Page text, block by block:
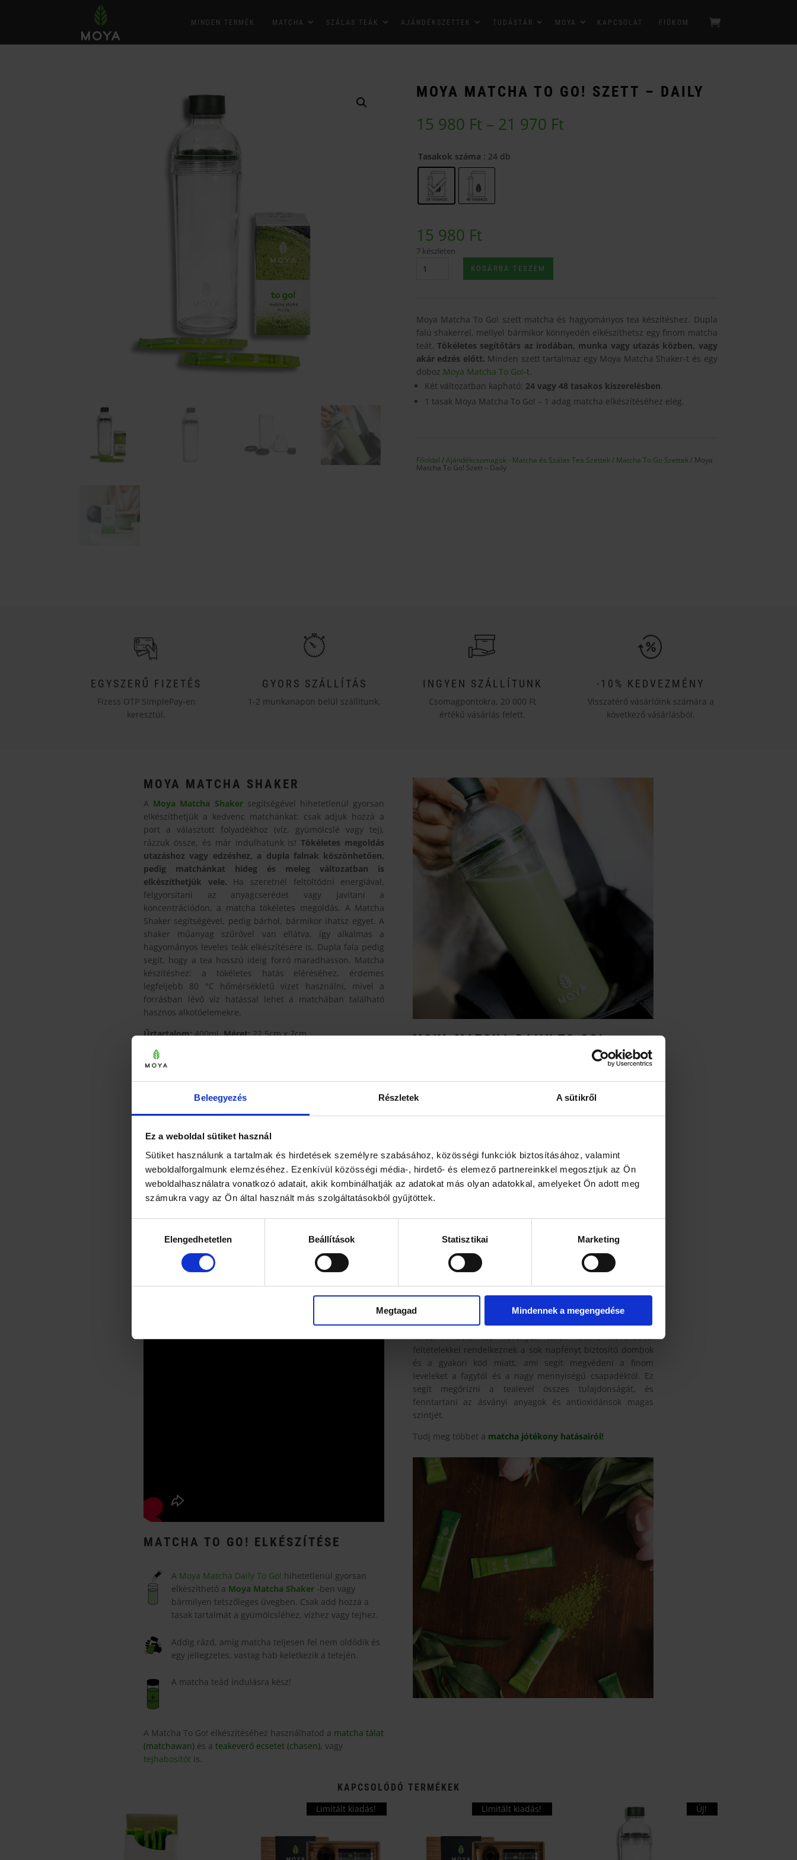
Beleegyezés Részletek A sütikről
Ez a weboldal sütiket használ
Sütiket használunk a tartalmak és hirdetések személyre szabásához, közösségi funkciók biztosításához, valamint
weboldalforgalmunk elemzéséhez. Ezenkívül közösségi média-, hirdető- és elemező partnereinkkel megosztjuk az Ön
weboldalhasználatra vonatkozó adatait, akik kombinálhatják az adatokat más olyan adatokkal, amelyeket Ön adott meg
számukra vagy az Ön által használt más szolgáltatásokból gyűjtöttek.
kiválasztásaElengedhetetlen Beállítások Statisztikai Marketing
Megtagad Mindennek a megengedése
MINDEN TERMÉK MATCHA SZÁLAS TEÁK AJÁNDÉKSZETTEK TUDÁSTÁR MOYA KAPCSOLAT FIÓKOM
MOYA MATCHA TO GO! SZETT – DAILY
15 980 Ft – 21 970 FtÁrtartomány:
15
Tasakok száma : 24 db
15 980 Ft
7 készleten
Szett
-
Daily
mennyiség
KOSÁRBA TESZEM
Moya Matcha To Go! szett matcha és hagyományos tea készítéshez. Dupla
falú shakerrel, mellyel bármikor könnyedén elkészíthetsz egy finom matcha
teát. Tökéletes segítőtárs az irodában, munka vagy utazás közben, vagy
akár edzés előtt. Minden szett tartalmaz egy Moya Matcha Shaker-t és egy
doboz Moya Matcha To Go!-t.
Két változatban kapható: 24 vagy 48 tasakos kiszerelésben.
1 tasak Moya Matcha To Go! – 1 adag matcha elkészítéséhez elég.
Főoldal /Ajándékcsomagok - Matcha és Szálas Tea Szettek/ Matcha To Go Szettek/ Moya
Matcha To Go! Szett – Daily
EGYSZERŰ FIZETÉS
Fizess OTP SimplePay-en
keresztül.
GYORS SZÁLLÍTÁS
1-2 munkanapon belül szállítunk.
INGYEN SZÁLLÍTUNK
Csomagpontokra, 20 000 Ft
értékű vásárlás felett.
-10% KEDVEZMÉNY
Visszatérő vásárlóink számára a
következő vásárlásból.
MOYA MATCHA SHAKER
A Moya Matcha Shakersegítségével hihetetlenül gyorsan
elkészíthetjük a kedvenc matchánkat: csak adjuk hozzá a
port a választott folyadékhoz (víz, gyümölcslé vagy tej),
rázzuk össze, és már indulhatunk is!Tökéletes megoldás
utazáshoz vagy edzéshez, a dupla falnak köszönhetően,
pedig matchánkat hideg és meleg változatban is
elkészíthetjük vele. Ha szeretnél feltöltődni energiával,
felgyorsítani az anyagcserédet vagy javítani a
koncentrációdon, a matcha tökéletes megoldás. A Matcha
Shaker segítségével, pedig bárhol, bármikor ihatsz egyet. A
shaker műanyag szűrővel van ellátva, így alkalmas a
hagyományos leveles teák elkészítésére is. Dupla fala pedig
segít, hogy a tea hosszú ideig forró maradhasson. Matcha
készítéshez: a tökéletes hatás eléréséhez, érdemes
legfeljebb 80 °C hőmérsékletű vizet használni, mivel a
forrásban lévő víz hatással lehet a matchában található
hasznos alkotóelemekre.
Űrtartalom:400ml,Méret:22,5cm x 7cm.
Tartály:
Fedő:
MATCHA TO GO! ELKÉSZÍTÉSE
A Moya Matcha Daily To Go! hihetetlenül gyorsan
elkészíthető a Moya Matcha Shaker -ben vagy
bármilyen tetszőleges üvegben. Csak add hozzá a
tasak tartalmát a gyümölcsléhez, vízhez vagy tejhez.
Addig rázd, amíg matcha teljesen fel nem oldódik és
egy jellegzetes, vastag hab keletkezik a tetején.
A matcha teád indulásra kész!
A Matcha To Go! elkészítéséhez használhatod a matcha tálat
(matchawan) és a teakeverő ecsetet (chasen), vagy
tejhabosítótis.
MOYA MATCHA DAILY TO GO!
praktikus formája, kis tasakokba csomagolva, melyből meleg
és hideg ital is egyaránt készíthető. AMoya Matcha Daily
gazdagabb, zöldebb színt eredményez. A friss leveleket
szüretelés után összegyűjtik, megszárítják és porrá őrlik. A
Moya Matcha Traditional kiváló minőségű organikus matcha
tea, kiegyensúlyozott, gazdag, keserű-édes ízzel, krémes
állaggal és malachit zöld színnel. Testes íze miatt
önmagában is fogyasztható, de használható tejeskávé,
minden tasakban 1,5g organikus matcha port található.
AMoya Matcha Daily-t Kiotó megye Uji régiójában
termesztik. Ez a régió pedig nem kevesebb, mint 800 éves
hírnevet köszönhet a legmagasabb minőségű zöld tea
termesztésének. A régió termékeny talajáról és tiszta vízéről
híres. A zöld tea növények tehát ideális növekedési
feltételekkel rendelkeznek a sok napfényt biztosító dombok
és a gyakori köd miatt, ami segít megvédeni a finom
leveleket a fagytól és a nagy mennyiségű csapadéktól. Ez
segít megőrizni a tealevél összes tulajdonságát, és
fenntartani az ásványi anyagok és antioxidánsok magas
szintjét.
Tudj meg többet a matcha jótékony hatásairól!
KAPCSOLÓDÓ TERMÉKEK
Limitált kiadás! Limitált kiadás! ÚJ!